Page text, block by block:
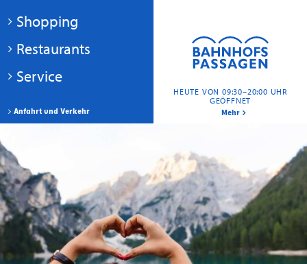
HEUTE VON 09:30–20:00 UHR
GEÖFFNET
Mehr
Anfahrt und Verkehr
Shopping
Restaurants
Service